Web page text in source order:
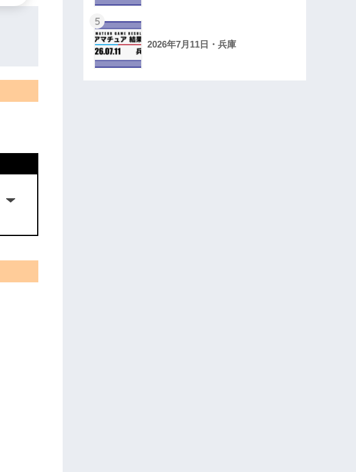
5
2026年7月11日・兵庫